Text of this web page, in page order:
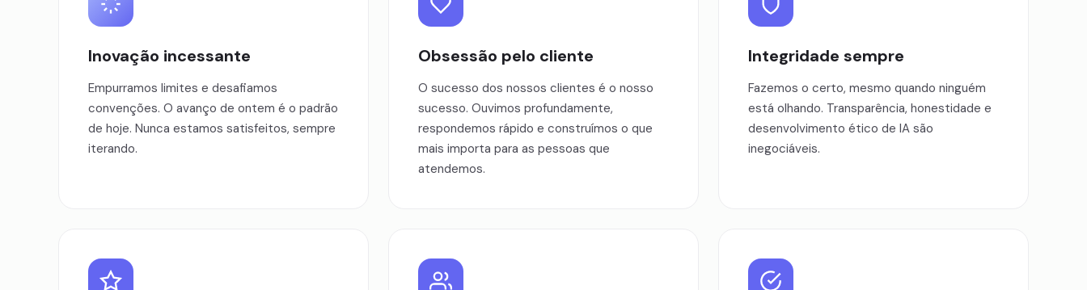
Inovação incessante
Empurramos limites e desafiamos
convenções. O avanço de ontem é o padrão
de hoje. Nunca estamos satisfeitos, sempre
iterando.
Obsessão pelo cliente
O sucesso dos nossos clientes é o nosso
sucesso. Ouvimos profundamente,
respondemos rápido e construímos o que
mais importa para as pessoas que
atendemos.
Integridade sempre
Fazemos o certo, mesmo quando ninguém
está olhando. Transparência, honestidade e
desenvolvimento ético de IA são
inegociáveis.